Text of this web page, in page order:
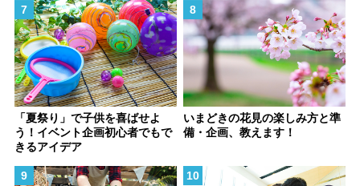
「夏祭り」で子供を喜ばせよ
う！イベント企画初心者でもで
きるアイデア
いまどきの花見の楽しみ方と準
備・企画、教えます！